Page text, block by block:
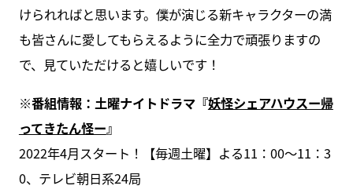
けられればと思います。僕が演じる新キャラクターの満
も皆さんに愛してもらえるように全力で頑張りますの
で、見ていただけると嬉しいです！
※番組情報：土曜ナイトドラマ『妖怪シェアハウスー帰
ってきたん怪ー』
2022年4月スタート！【毎週土曜】よる11：00～11：3
0、テレビ朝日系24局